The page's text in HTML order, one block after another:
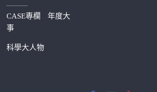
———
CASE專欄
年度大
事
科學大人物